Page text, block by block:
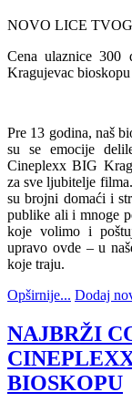
NOVO LICE
Cena ulaznice
Kragujevac bioskopu
Pre 13 godina, naš
su se emocije
Cineplexx BIG
za sve ljubitelje
su brojni domaći i
publike ali i mnoge
koje volimo i
upravo ovde – u
koje traju.
Opširnije... Dodaj
NAJBRŽI
BIOSKOPU